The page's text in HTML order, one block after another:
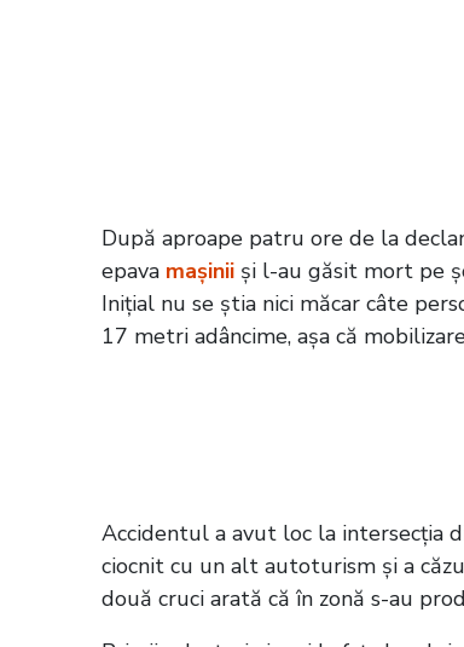
După aproape patru ore de la
epava mașinii și l-au găsit mort pe
Inițial nu se știa nici măcar câte
17 metri adâncime, așa că
Accidentul a avut loc la intersecția
ciocnit cu un alt autoturism și a
două cruci arată că în zonă s-au